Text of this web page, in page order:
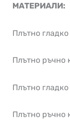
МАТЕРИАЛИ:
Плътно
Плътно ръчно
Плътно
Плътно ръчно